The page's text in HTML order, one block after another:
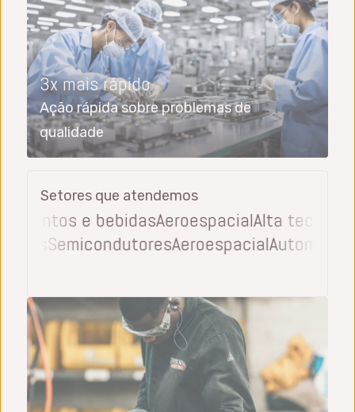
3x mais rápido
Ação rápida sobre problemas de
qualidade
Setores que atendemos
e bebidasAeroespacialAlta tecnologia
SemicondutoresAeroespacial